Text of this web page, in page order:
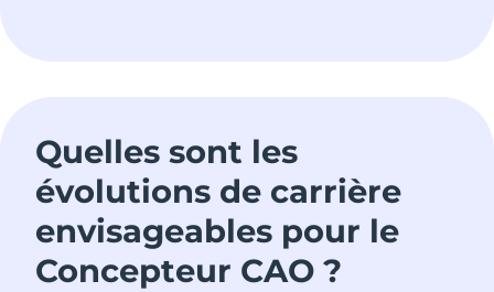
Quelles sont les
évolutions de carrière
envisageables pour le
Concepteur CAO ?